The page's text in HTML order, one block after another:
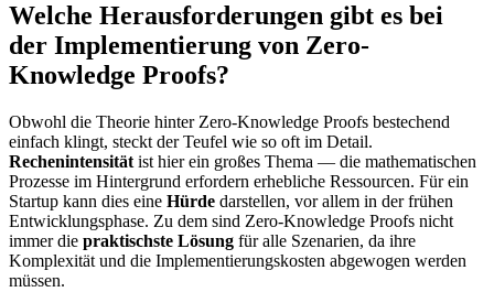
Welche Herausforderungen gibt es bei
der Implementierung von Zero-
Knowledge Proofs?
Obwohl die Theorie hinter Zero-Knowledge Proofs bestechend
einfach klingt, steckt der Teufel wie so oft im Detail.
Rechenintensität ist hier ein großes Thema — die mathematischen
Prozesse im Hintergrund erfordern erhebliche Ressourcen. Für ein
Startup kann dies eine Hürde darstellen, vor allem in der frühen
Entwicklungsphase. Zu dem sind Zero-Knowledge Proofs nicht
immer die praktischste Lösung für alle Szenarien, da ihre
Komplexität und die Implementierungskosten abgewogen werden
müssen.